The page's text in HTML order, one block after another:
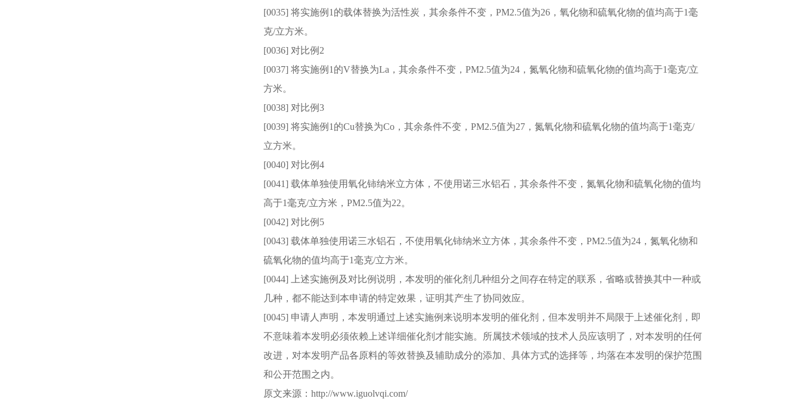
[0035] 将实施例1的载体替换为活性炭，其余条件不变，PM2.5值为26，氧化物和硫氧化物的值均高于1毫
克/立方米。
[0036] 对比例2
[0037] 将实施例1的V替换为La，其余条件不变，PM2.5值为24，氮氧化物和硫氧化物的值均高于1毫克/立
方米。
[0038] 对比例3
[0039] 将实施例1的Cu替换为Co，其余条件不变，PM2.5值为27，氮氧化物和硫氧化物的值均高于1毫克/
立方米。
[0040] 对比例4
[0041] 载体单独使用氧化铈纳米立方体，不使用诺三水铝石，其余条件不变，氮氧化物和硫氧化物的值均
高于1毫克/立方米，PM2.5值为22。
[0042] 对比例5
[0043] 载体单独使用诺三水铝石，不使用氧化铈纳米立方体，其余条件不变，PM2.5值为24，氮氧化物和
硫氧化物的值均高于1毫克/立方米。
[0044] 上述实施例及对比例说明，本发明的催化剂几种组分之间存在特定的联系，省略或替换其中一种或
几种，都不能达到本申请的特定效果，证明其产生了协同效应。
[0045] 申请人声明，本发明通过上述实施例来说明本发明的催化剂，但本发明并不局限于上述催化剂，即
不意味着本发明必须依赖上述详细催化剂才能实施。所属技术领域的技术人员应该明了，对本发明的任何
改进，对本发明产品各原料的等效替换及辅助成分的添加、具体方式的选择等，均落在本发明的保护范围
和公开范围之内。
原文来源：http://www.iguolvqi.com/